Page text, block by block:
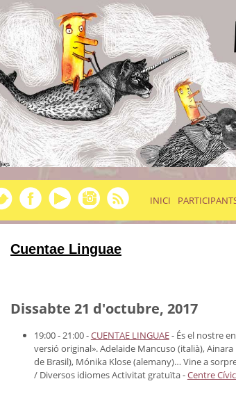
INICI
Cuentae Linguae
Dissabte 21 d'octubre, 2017
19:00 - 21:00 -CUENTAE LINGUAE- És el nostre
versió original». Adelaide Mancuso (italià),
de Brasil), Mónika Klose (alemany)… Vine a
/ Diversos idiomesActivitat gratuïta-Centre